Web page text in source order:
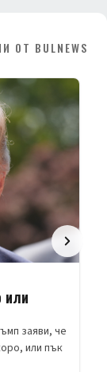
или
заяви, че
или пък